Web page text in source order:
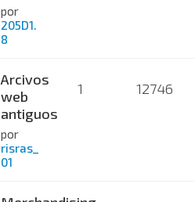
por
205D1.
8
Arcivos
web
antiguos
por
risras_
01
1 12746